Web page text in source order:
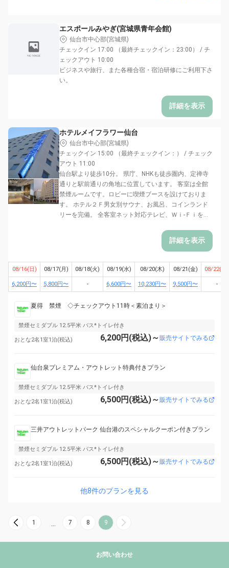
エスポールみやぎ(宮城県青年会館)
仙台市中心部(宮城県)
チェックイン 17:00 （最終チェックイン：23:00） / チ
ェックアウト 10:00
ビジネスや旅行、また各種合宿・宿泊研修にご利用下さ
い。
詳細を表示
ホテルメイフラワー仙台
仙台市中心部(宮城県)
チェックイン 15:00 （最終チェックイン：） / チェック
アウト 11:00
仙台駅より徒歩10分。 県庁、NHKも徒歩圏内、定禅寺
通りと駅前通りの角地に位置しています。 客室は全館
禁煙ルームです。ロビーに喫煙ブースを設けておりま
す。 ホテル２Ｆ男女別サウナ、お風呂、コインランド
リーを完備。 全客室ネット対応テレビ、Ｗｉ-Ｆｉを...
詳細を表示
08/16(日) 08/17(月) 08/18(火) 08/19(水) 08/20(木) 08/21(金) 08/22(土)
6,200円〜 5,800円〜 - 6,600円〜 10,230円〜 9,500円〜 -
夏得 禁煙 ◇チェックアウト11時＜素泊まり＞
禁煙セミダブル 12.5平米 バス*トイレ付き
おとな2名1室1泊(税込) 6,200円(税込)～販売サイトでみる
仙台泉プレミアム・アウトレット特典付きプラン
禁煙セミダブル 12.5平米 バス*トイレ付き
おとな2名1室1泊(税込) 6,500円(税込)～販売サイトでみる
三井アウトレットパーク 仙台港のスペシャルクーポン付きプラン
禁煙セミダブル 12.5平米 バス*トイレ付き
おとな2名1室1泊(税込) 6,500円(税込)～販売サイトでみる
他8件のプランを見る
1 7 8 9
お問い合わせ